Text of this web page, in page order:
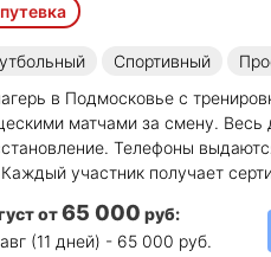
Спортивный
в Подмосковье с
матчами за смену. Весь
Телефоны
участник получает
от65 000 руб:
(11 дней) - 65 000 руб.